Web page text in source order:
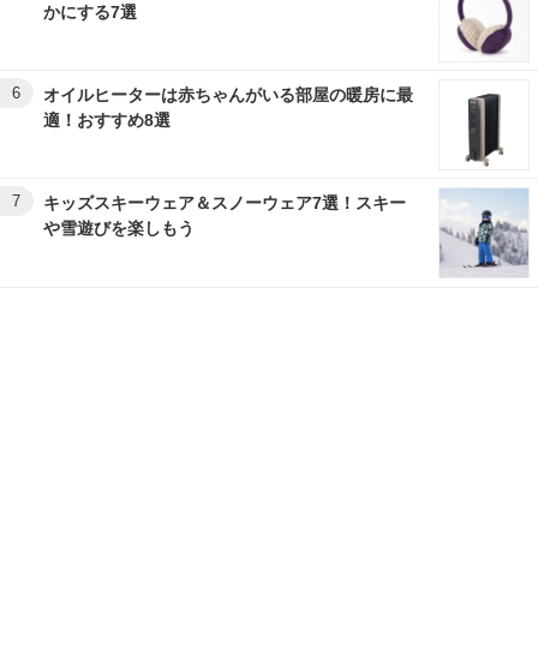
かにする7選
6
オイルヒーターは赤ちゃんがいる部屋の暖房に最
適！おすすめ8選
7
キッズスキーウェア＆スノーウェア7選！スキー
や雪遊びを楽しもう